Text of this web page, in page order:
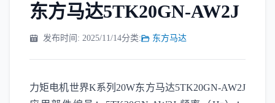
东方马达5TK20GN-AW2J
发布时间: 2025/11/14分类: 东方马达
力矩电机世界K系列20W东方马达5TK20GN-AW2J